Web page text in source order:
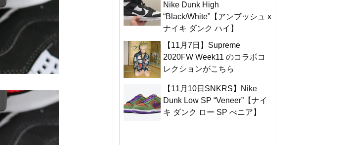
Nike Dunk High
“Black/White”【アンブッシュ x
ナイキ ダンク ハイ】
【11月7日】Supreme
2020FW Week11 のコラボコ
レクションがこちら
【11月10日SNKRS】Nike
Dunk Low SP “Veneer”【ナイ
キ ダンク ロー SP べニア】